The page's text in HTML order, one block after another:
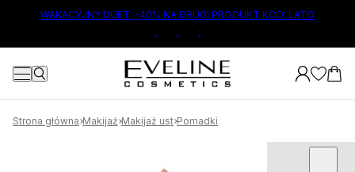
TREŚCI
WAKACYJNY DUET: -40% NA DRUGI PRODUKT KOD: LATO
:
: :
Strona główna Makijaż Makijaż ust Pomadki